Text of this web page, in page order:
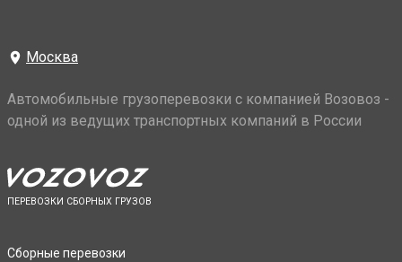
Москва
Автомобильные грузоперевозки с компанией Возовоз -
одной из ведущих транспортных компаний в России
ПЕРЕВОЗКИ СБОРНЫХ ГРУЗОВ
Сборные перевозки